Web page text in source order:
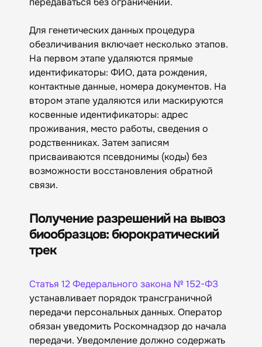
Для генетических данных процедура
обезличивания включает несколько этапов.
На первом этапе удаляются прямые
идентификаторы: ФИО, дата рождения,
контактные данные, номера документов. На
втором этапе удаляются или маскируются
косвенные идентификаторы: адрес
проживания, место работы, сведения о
родственниках. Затем записям
присваиваются псевдонимы (коды) без
возможности восстановления обратной
связи.
Получение разрешений на вывоз
биообразцов: бюрократический
трек
Статья 12 Федерального закона № 152-ФЗ
устанавливает порядок трансграничной
передачи персональных данных. Оператор
обязан уведомить Роскомнадзор до начала
передачи. Уведомление должно содержать